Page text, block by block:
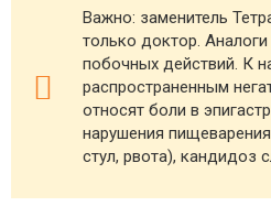
Важно: заменитель
только доктор.
побочных действий. К
распространенным
относят боли в
нарушения
стул, рвота), кандидоз